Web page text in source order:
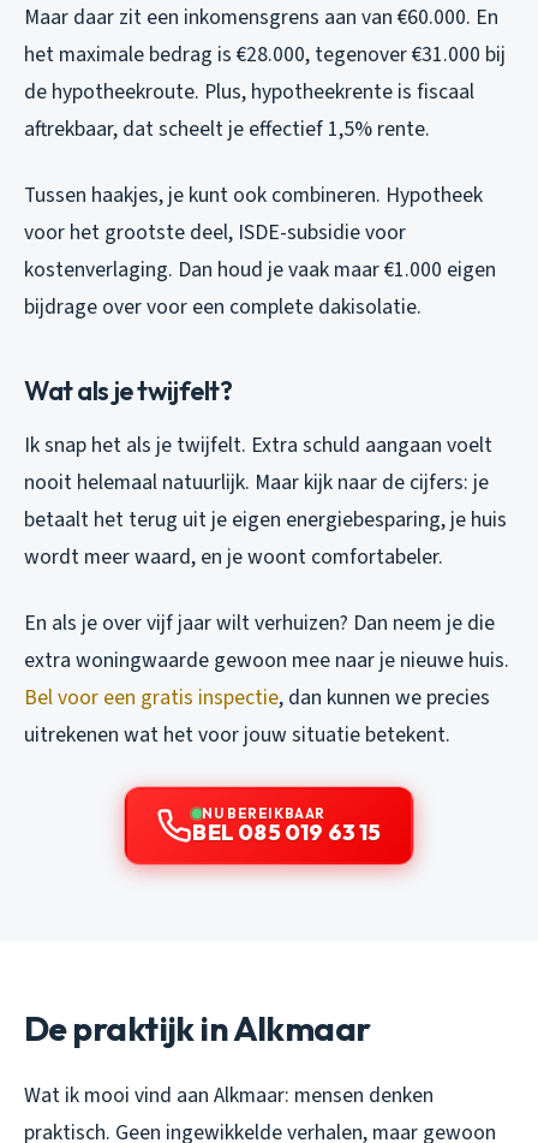
Maar daar zit een inkomensgrens aan van €60.000. En
het maximale bedrag is €28.000, tegenover €31.000 bij
de hypotheekroute. Plus, hypotheekrente is fiscaal
aftrekbaar, dat scheelt je effectief 1,5% rente.
Tussen haakjes, je kunt ook combineren. Hypotheek
voor het grootste deel, ISDE-subsidie voor
kostenverlaging. Dan houd je vaak maar €1.000 eigen
bijdrage over voor een complete dakisolatie.
Wat als je twijfelt?
Ik snap het als je twijfelt. Extra schuld aangaan voelt
nooit helemaal natuurlijk. Maar kijk naar de cijfers: je
betaalt het terug uit je eigen energiebesparing, je huis
wordt meer waard, en je woont comfortabeler.
En als je over vijf jaar wilt verhuizen? Dan neem je die
extra woningwaarde gewoon mee naar je nieuwe huis.
Bel voor een gratis inspectie, dan kunnen we precies
uitrekenen wat het voor jouw situatie betekent.
NU BEREIKBAAR
BEL 085 019 63 15
De praktijk in Alkmaar
Wat ik mooi vind aan Alkmaar: mensen denken
praktisch. Geen ingewikkelde verhalen, maar gewoon